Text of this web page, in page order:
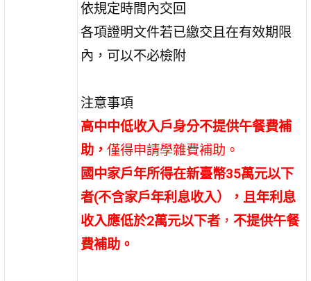
依規定時間內交回
各項證明文件若已繳交且在有效期限
內，可以不必檢附
注意事項
高中中低收入戶身分不提供午餐費補
助 ，僅得申請學雜費補助。
國中家戶年所得在新臺幣35萬元以下
者(不含家戶年利息收入），且年利息
收入應低於2萬元以下者 ，不提供午餐
費補助。